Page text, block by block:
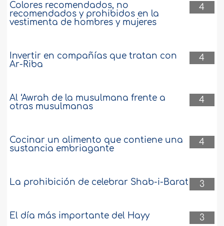
4
Colores recomendados, no
recomendados y prohibidos en la
vestimenta de hombres y mujeres
4
Invertir en compañías que tratan con
Ar-Riba
4
Al ‘Awrah de la musulmana frente a
otras musulmanas
4
Cocinar un alimento que contiene una
sustancia embriagante
3
La prohibición de celebrar Shab-i-Barat
3
El día más importante del Hayy